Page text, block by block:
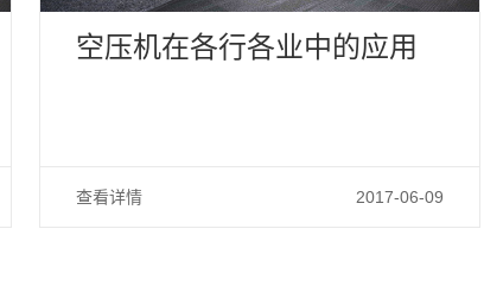
空压机在各行各业中的应用
查看详情 2017-06-09